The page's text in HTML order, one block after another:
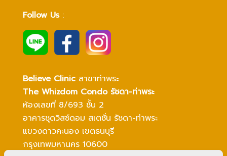
Follow Us:
Believe Clinicสาขาท่าพระ
The Whizdom Condo รัชดา-ท่าพระ
ห้องเลขที่ 8/693 ชั้น 2
อาคารชุดวิสซ์ดอม สเตชั่น รัชดา-ท่าพระ
แขวงดาวคะนอง เขตธนบุรี
กรุงเทพมหานคร 10600